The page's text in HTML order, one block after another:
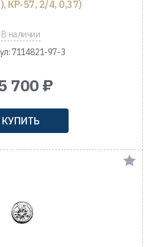
КР-57, 2/4, 0,37)
В наличии
7114821-97-3
700 ₽
КУПИТЬ